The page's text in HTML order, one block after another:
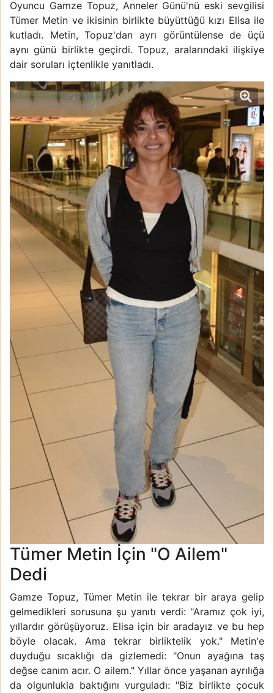
Oyuncu Gamze Topuz, Anneler Günü'nü eski sevgilisi
Tümer Metin ve ikisinin birlikte büyüttüğü kızı Elisa ile
kutladı. Metin, Topuz'dan ayrı görüntülense de üçü
aynı günü birlikte geçirdi. Topuz, aralarındaki ilişkiye
dair soruları içtenlikle yanıtladı.
Tümer Metin İçin "O Ailem"
Dedi
Gamze Topuz, Tümer Metin ile tekrar bir araya gelip
gelmedikleri sorusuna şu yanıtı verdi: "Aramız çok iyi,
yıllardır görüşüyoruz. Elisa için bir aradayız ve bu hep
böyle olacak. Ama tekrar birliktelik yok." Metin'e
duyduğu sıcaklığı da gizlemedi: "Onun ayağına taş
değse canım acır. O ailem." Yıllar önce yaşanan ayrılığa
da olgunlukla baktığını vurguladı: "Biz birlikte çocuk